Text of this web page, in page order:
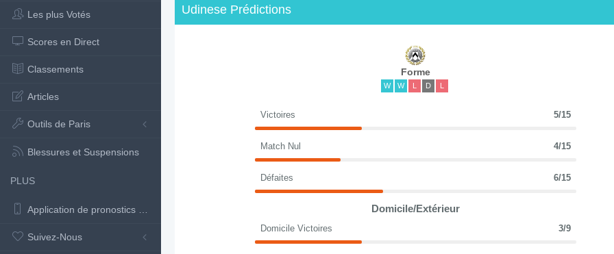
Les plus Votés
Scores en Direct
Classements
Articles
Outils de Paris
Blessures et Suspensions
PLUS
Application de pronostics de football
Suivez-Nous
Udinese Prédictions
Forme
W W L D L
Victoires 5/15
Match Nul 4/15
Défaites 6/15
Domicile/Extérieur
Domicile Victoires 3/9